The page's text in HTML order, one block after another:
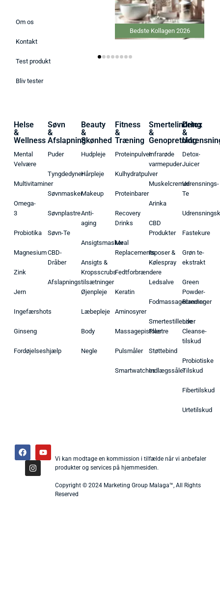
Om os
Kontakt
Test produkt
Bliv tester
Bedste Kollagen 2026
Helse
&
Wellness
Mental
Velvære
Multivitaminer
Omega-
3
Probiotika
Magnesium
Zink
Jern
Ingefærshots
Ginseng
Fordøjelseshjælp
Søvn
&
Afslapning
Puder
Tyngdedyner
Søvnmasker
Søvnplastre
Søvn-Te
CBD-
Dråber
Afslapningstilsætninger
Beauty
&
Skønhed
Hudpleje
Hårpleje
Makeup
Anti-
aging
Ansigtsmasker
Ansigts &
Kropsscrubs
Øjenpleje
Læbepleje
Body
Negle
Fitness
&
Træning
Proteinpulver
Kulhydratpulver
Proteinbarer
Recovery
Drinks
Meal
Replacements
Fedtforbrændere
Keratin
Aminosyrer
Massagepistoler
Pulsmåler
Smartwatches
Smertelindring
&
Genopretning
Infrarøde
varmepuder
Muskelcremer
Arinka
CBD
Produkter
Isposer &
Kølespray
Ledsalve
Fodmassagecremer
Smertestillende
Plastre
Støttebind
Indlægssåler
Detox
&
Detox-
Juicer
Udrensnings-
Te
Fastekure
Grøn te-
ekstrakt
Green
Powder-
Blandinger
Liver
Cleanse-
tilskud
Probiotiske
Tilskud
Fibertilskud
Urtetilskud
Vi kan modtage en kommission i tilfælde når vi anbefaler
produkter og services på hjemmesiden.
Copyright © 2024 Marketing Group Malaga™, All Rights
Reserved